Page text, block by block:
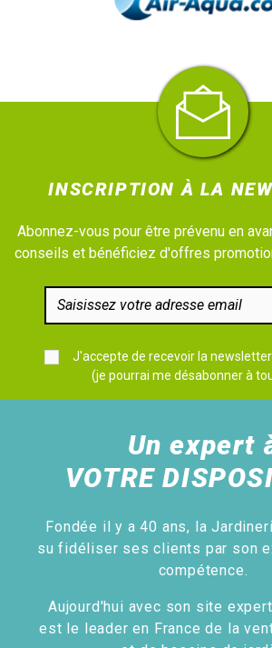
INSCRIPTION À LA
Abonnez-vous pour être prévenu en
conseils et bénéficiez d'offres
J'accepte de recevoir la
(je pourrai me désabonner à
Un expert
VOTRE
Fondée il y a 40 ans, la
su fidéliser ses clients par son
compétence.
Aujourd'hui avec son site
est le leader en France de la